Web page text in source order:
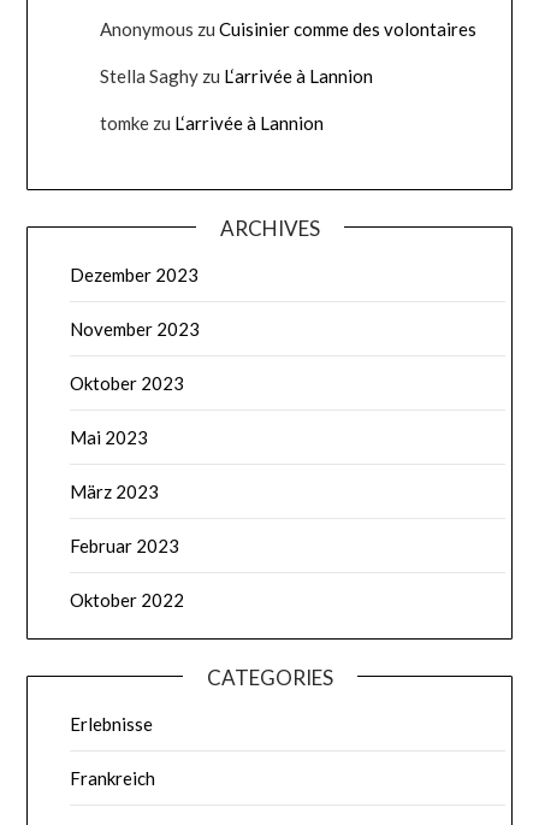
Anonymous zuCuisinier comme des volontaires
Stella Saghy zu L‘arrivée à Lannion
tomke zu L‘arrivée à Lannion
ARCHIVES
Dezember 2023
November 2023
Oktober 2023
Mai 2023
März 2023
Februar 2023
Oktober 2022
CATEGORIES
Erlebnisse
Frankreich